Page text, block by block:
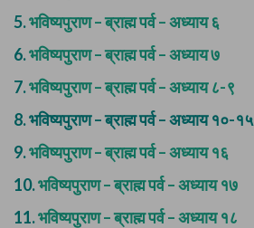
5.भविष्यपुराण – ब्राह्म पर्व – अध्याय ६
6.भविष्यपुराण – ब्राह्म पर्व – अध्याय ७
7.भविष्यपुराण – ब्राह्म पर्व – अध्याय ८-९
8.भविष्यपुराण – ब्राह्म पर्व – अध्याय १०-१५
9.भविष्यपुराण – ब्राह्म पर्व – अध्याय १६
10.भविष्यपुराण – ब्राह्म पर्व – अध्याय १७
11.भविष्यपुराण – ब्राह्म पर्व – अध्याय १८